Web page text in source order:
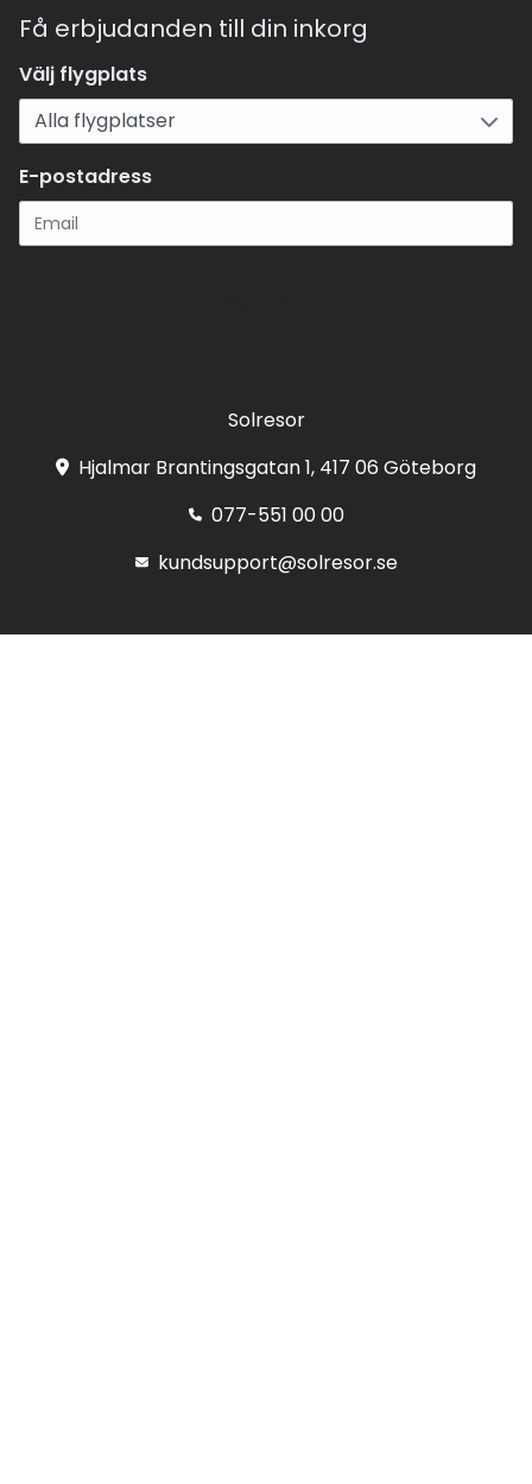
Få erbjudanden till din inkorg
Välj flygplats
E-postadress
Solresor
Hjalmar Brantingsgatan 1, 417 06 Göteborg
077-551 00 00
kundsupport@solresor.se